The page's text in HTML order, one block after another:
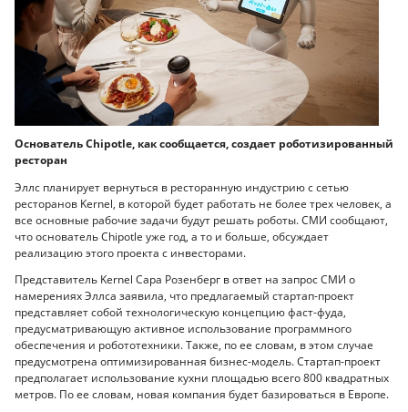
Основатель Chipotle, как сообщается, создает роботизированный
ресторан
Эллс планирует вернуться в ресторанную индустрию с сетью
ресторанов Kernel, в которой будет работать не более трех человек, а
все основные рабочие задачи будут решать роботы. СМИ сообщают,
что основатель Chipotle уже год, а то и больше, обсуждает
реализацию этого проекта с инвесторами.
Представитель Kernel Сара Розенберг в ответ на запрос СМИ о
намерениях Эллса заявила, что предлагаемый стартап-проект
представляет собой технологическую концепцию фаст-фуда,
предусматривающую активное использование программного
обеспечения и робототехники. Также, по ее словам, в этом случае
предусмотрена оптимизированная бизнес-модель. Стартап-проект
предполагает использование кухни площадью всего 800 квадратных
метров. По ее словам, новая компания будет базироваться в Европе.